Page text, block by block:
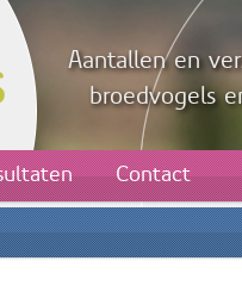
Aantallen en
broedvogels
Contact